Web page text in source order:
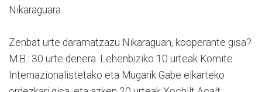
Nikaraguara.
Zenbat urte daramatzazu Nikaraguan, kooperante gisa?
M.B.: 30 urte denera. Lehenbiziko 10 urteak Komite
Internazionalistetako eta Mugarik Gabe elkarteko